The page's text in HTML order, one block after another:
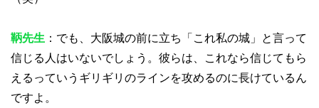
鞆先生 ：でも、大阪城の前に立ち「これ私の城」と言って
信じる人はいないでしょう。彼らは、これなら信じてもら
えるっていうギリギリのラインを攻めるのに長けているん
ですよ。